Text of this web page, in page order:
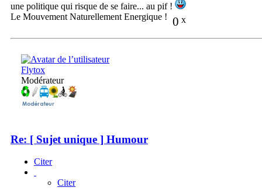
une politique qui risque de se faire... au pif !
0 x
Le Mouvement Naturellement Energique !
Flytox
Modérateur
Re: [ Sujet unique ] Humour
Citer
Citer